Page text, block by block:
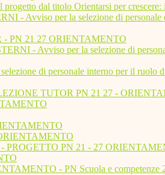
dal titolo Orientarsi per
Avviso per la selezione di personale
PN 21 27 ORIENTAMENTO
- Avviso per la selezione di
di personale interno per il ruolo
TUTOR PN 21 27 -
PROGETTO PN 21 - 27
- PN Scuola e competenze